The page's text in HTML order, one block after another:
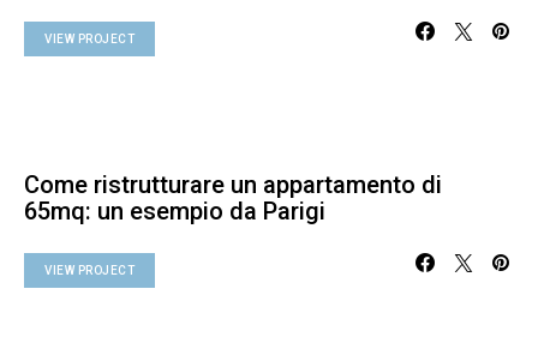
VIEW PROJECT
Come ristrutturare un appartamento di
65mq: un esempio da Parigi
VIEW PROJECT